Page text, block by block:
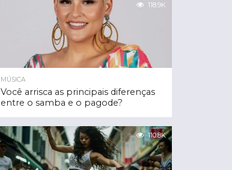
118.9K
MÚSICA
Você arrisca as principais diferenças
entre o samba e o pagode?
110.8K